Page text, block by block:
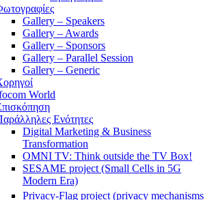
Gallery – Speakers
Gallery – Awards
Gallery – Sponsors
Gallery – Parallel Session
Gallery – Generic
World
Ενότητες
Digital Marketing & Business
Transformation
OMNI TV: Think outside the TV Box!
SESAME project (Small Cells in 5G
Modern Era)
Privacy-Flag project (privacy mechanisms